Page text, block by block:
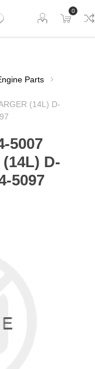
0
Parts
(14L) D-
5007
D-
5097